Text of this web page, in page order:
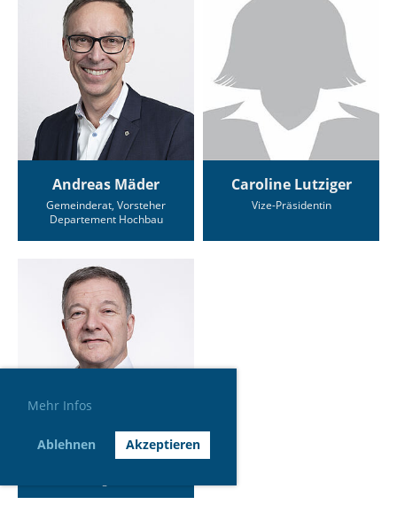
Mehr Infos
Ablehnen Akzeptieren
Andreas Mäder
Gemeinderat, Vorsteher
Departement Hochbau
Caroline Lutziger
Vize-Präsidentin
Daniel Mathys